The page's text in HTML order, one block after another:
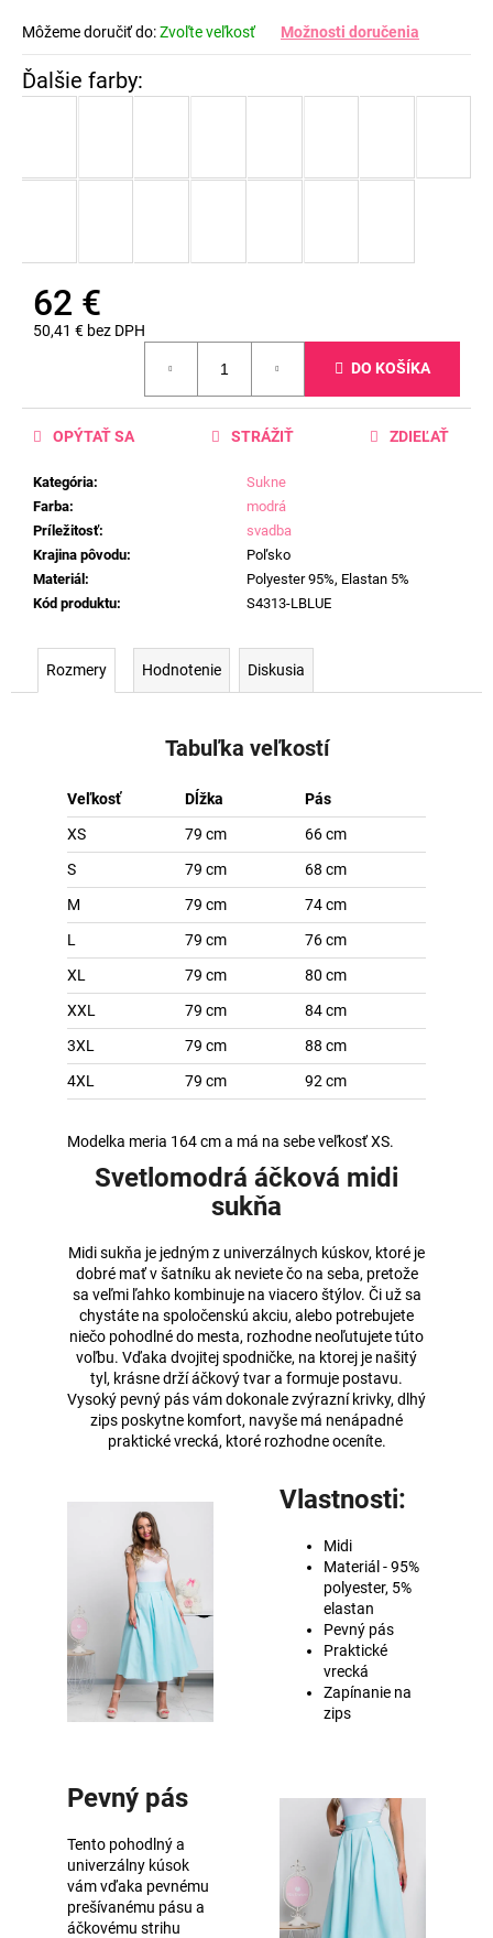
Môžeme doručiť do:Zvoľte veľkosť Možnosti doručenia
62 €
50,41 € bez DPH
DO KOŠÍKA
Kategória:
Sukne
Farba:
modrá
Príležitosť:
svadba
Krajina pôvodu:
Poľsko
Materiál :
Polyester 95%, Elastan 5%
Kód produktu: S4313-LBLUE
OPÝTAŤ SA STRÁŽIŤ ZDIEĽAŤ
Rozmery Hodnotenie Diskusia
Tabuľka veľkostí
Veľkosť Dĺžka
Pás
XS
79 cm
66 cm
S
79 cm
68 cm
M
79 cm
74 cm
L
79 cm
76 cm
XL
79 cm
80 cm
XXL
79 cm
84 cm
3XL
79 cm
88 cm
4XL
79 cm 92 cm
Modelka meria 164 cm a má na sebe veľkosť XS.
Svetlomodrá áčková midi
sukňa
Midi sukňa je jedným z univerzálnych kúskov, ktoré je
dobré mať v šatníku ak neviete čo na seba, pretože
sa veľmi ľahko kombinuje na viacero štýlov. Či už sa
chystáte na spoločenskú akciu, alebo potrebujete
niečo pohodlné do mesta, rozhodne neoľutujete túto
voľbu. Vďaka dvojitej spodničke, na ktorej je našitý
tyl, krásne drží áčkový tvar a formuje postavu.
Vysoký pevný pás vám dokonale zvýrazní krivky, dlhý
zips poskytne komfort, navyše má nenápadné
praktické vrecká, ktoré rozhodne oceníte.
Vlastnosti:
Midi
Materiál - 95%
polyester, 5%
elastan
Pevný pás
Praktické
vrecká
Zapínanie na
zips
Pevný pás
Tento pohodlný a
univerzálny kúsok
vám vďaka pevnému
prešívanému pásu a
áčkovému strihu